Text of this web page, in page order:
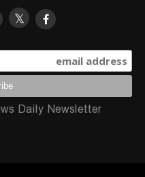
Daily Newsletter